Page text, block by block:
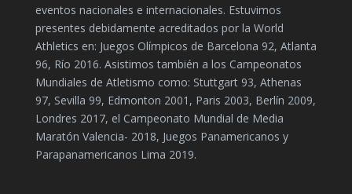
eventos nacionales e internacionales. Estuvimos
presentes debidamente acreditados por la World
Athletics en: Juegos Olímpicos de Barcelona 92, Atlanta
96, Río 2016. Asistimos también a los Campeonatos
Mundiales de Atletismo como: Stuttgart 93, Athenas
97, Sevilla 99, Edmonton 2001, Paris 2003, Berlín 2009,
Londres 2017, el Campeonato Mundial de Media
Maratón Valencia- 2018, Juegos Panamericanos y
Parapanamericanos Lima 2019.